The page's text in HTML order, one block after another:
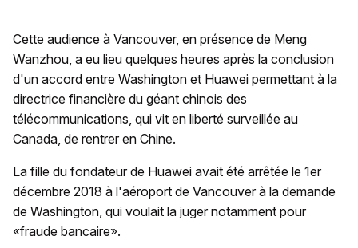
Cette audience à Vancouver, en présence de Meng
Wanzhou, a eu lieu quelques heures après la conclusion
d'un accord entre Washington et Huawei permettant à la
directrice financière du géant chinois des
télécommunications, qui vit en liberté surveillée au
Canada, de rentrer en Chine.
La fille du fondateur de Huawei avait été arrêtée le 1er
décembre 2018 à l'aéroport de Vancouver à la demande
de Washington, qui voulait la juger notamment pour
«fraude bancaire».